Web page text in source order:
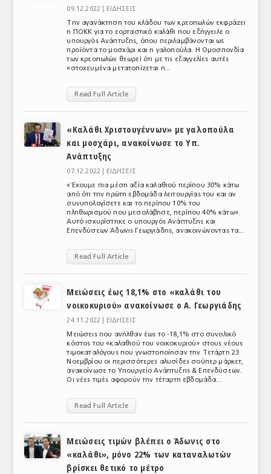
09.12.2022 |
ΕΙΔΗΣΕΙΣ
Την αγανάκτηση του κλάδου των κρεοπωλών εκφράζει
η ΠΟΚΚ για το εορταστικό καλάθι που εξήγγειλε ο
υπουργός Ανάπτυξης, όπου περιλαμβάνονται ως
προϊόντα το μοσχάρι και η γαλοπούλα. Η Ομοσπονδία
των κρεοπωλών θεωρεί ότι με τις εξαγγελίες αυτές
«στοχευμένα μετατοπίζεται η...
Read Full Article
«Kαλάθι Χριστουγέννων» με γαλοπούλα
και μοσχάρι, ανακοίνωσε το Υπ.
Ανάπτυξης
07.12.2022 |
ΕΙΔΗΣΕΙΣ
«Έχουμε πια μέση αξία καλαθιού περίπου 30% κάτω
από ότι την πρώτη εβδομάδα λειτουργίας του και αν
συνυπολογίσετε και το περίπου 10% του
πληθωρισμού που μεσολάβησε, περίπου 40% κάτω».
Αυτό ισχυρίστηκε ο υπουργός Ανάπτυξης και
Επενδύσεων Άδωνις Γεωργιάδης, ανακοινώνοντας τα...
Read Full Article
Μειώσεις έως 18,1% στο «καλάθι του
νοικοκυριού» ανακοίνωσε ο Α. Γεωργιάδης
24.11.2022 |
ΕΙΔΗΣΕΙΣ
Μειώσεις που ανήλθαν έως το -18,1% στο συνολικό
κόστος του «καλαθιού του νοικοκυριού» στους νέους
τιμοκαταλόγους που γνωστοποίησαν την Τετάρτη 23
Νοεμβρίου οι περισσότερες αλυσίδες σούπερ μάρκετ,
ανακοίνωσε το Υπουργείο Ανάπτυξης & Επενδύσεων.
Οι νέες τιμές αφορούν την τέταρτη εβδομάδα...
Read Full Article
Μειώσεις τιμών βλέπει ο Άδωνις στο
«καλάθι», μόνο 22% των καταναλωτών
βρίσκει θετικό το μέτρο